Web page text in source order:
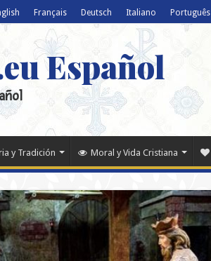
Français Deutsch Italiano Português
Español
y Tradición Moral y Vida Cristiana